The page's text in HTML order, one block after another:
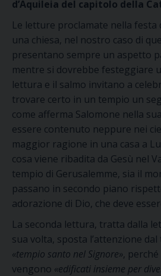
d’Aquileia del capitolo della
Le letture proclamate nella festa
una chiesa, nel nostro caso di
presentano sempre un aspetto
mentre si dovrebbe festeggiare
lettura e il salmo invitano a
trovare certo in un tempio un
come afferma Salomone nella
essere contenuto neppure nei
maggior ragione in una casa a
cosa viene ribadita da Gesù nel
tempio di Gerusalemme, sia il
passano in secondo piano
adorazione di Dio, che deve
La seconda lettura, tratta dalla
sua volta, sposta l’attenzione
«tempio santo nel Signore»,
vengono «edificati insieme per